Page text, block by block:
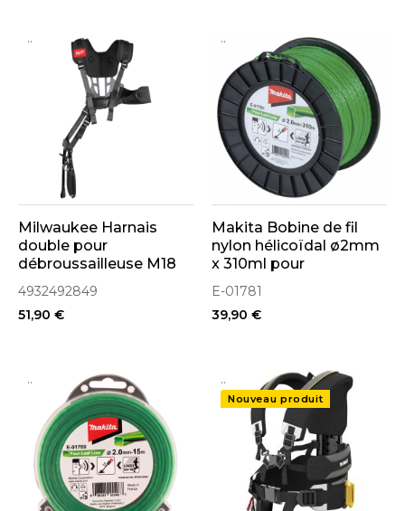
..
Milwaukee Harnais
double pour
débroussailleuse M18
FBCU (4932492849)
4932492849
51,90 €
..
Makita Bobine de fil
nylon hélicoïdal ø2mm
x 310ml pour
débroussailleuse (E-
01781)
E-01781
39,90 €
.. ..
Nouveau produit